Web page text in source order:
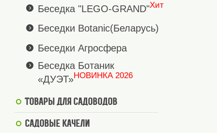
Беседка "LEGO-GRAND"Хит
Беседки Botanic(Беларусь)
Беседки Агросфера
Беседка Ботаник
«ДУЭТ»НОВИНКА 2026
Товары для садоводов
Садовые качели